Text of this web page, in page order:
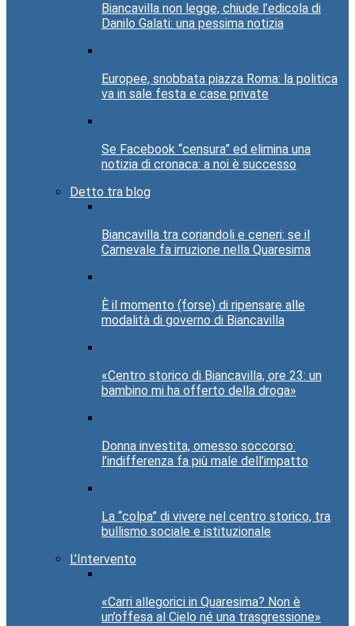
Biancavilla non legge, chiude l’edicola di
Danilo Galati: una pessima notizia
Europee, snobbata piazza Roma: la politica
va in sale festa e case private
Se Facebook “censura” ed elimina una
notizia di cronaca: a noi è successo
Detto tra blog
Biancavilla tra coriandoli e ceneri: se il
Carnevale fa irruzione nella Quaresima
È il momento (forse) di ripensare alle
modalità di governo di Biancavilla
«Centro storico di Biancavilla, ore 23: un
bambino mi ha offerto della droga»
Donna investita, omesso soccorso:
l’indifferenza fa più male dell’impatto
La “colpa” di vivere nel centro storico, tra
bullismo sociale e istituzionale
L’Intervento
«Carri allegorici in Quaresima? Non è
un’offesa al Cielo né una trasgressione»